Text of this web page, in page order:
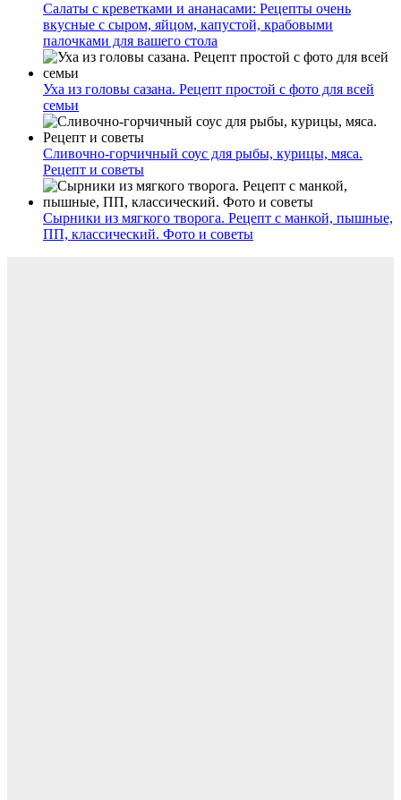
Салаты с креветками и ананасами: Рецепты очень
вкусные с сыром, яйцом, капустой, крабовыми
палочками для вашего стола
Уха из головы сазана. Рецепт простой с фото для всей
семьи
Сливочно-горчичный соус для рыбы, курицы, мяса.
Рецепт и советы
Сырники из мягкого творога. Рецепт с манкой, пышные,
ПП, классический. Фото и советы